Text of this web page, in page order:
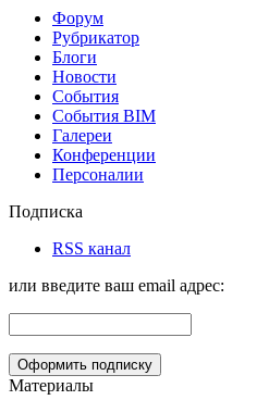
Форум
Рубрикатор
Блоги
Новости
События
События BIM
Галереи
Конференции
Персоналии
Подписка
RSS канал
или введите ваш email адрес:
Материалы